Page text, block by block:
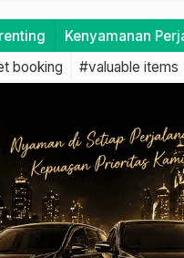
Kenyamanan
booking #valuable items